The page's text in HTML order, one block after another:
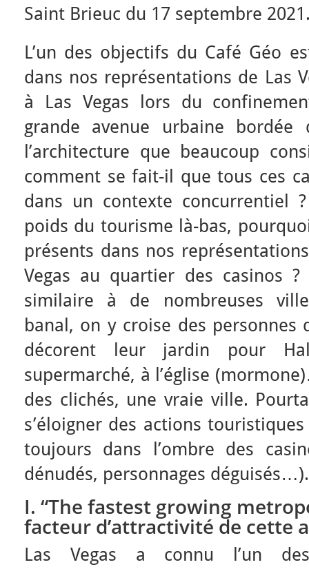
Saint Brieuc du 17 septembre
L’un des objectifs du Café Géo
dans nos représentations de Las
à Las Vegas lors du
grande avenue urbaine
l’architecture que beaucoup
comment se fait-il que tous ces
dans un contexte concurrentiel
poids du tourisme là-bas,
présents dans nos
Vegas au quartier des casinos
similaire à de nombreuses
banal, on y croise des
décorent leur jardin pour
supermarché, à l’église
des clichés, une vraie ville.
s’éloigner des actions
toujours dans l’ombre des
dénudés, personnages déguisés…).
I. “The fastest growing
facteur d’attractivité de cette
Las Vegas a connu l’un